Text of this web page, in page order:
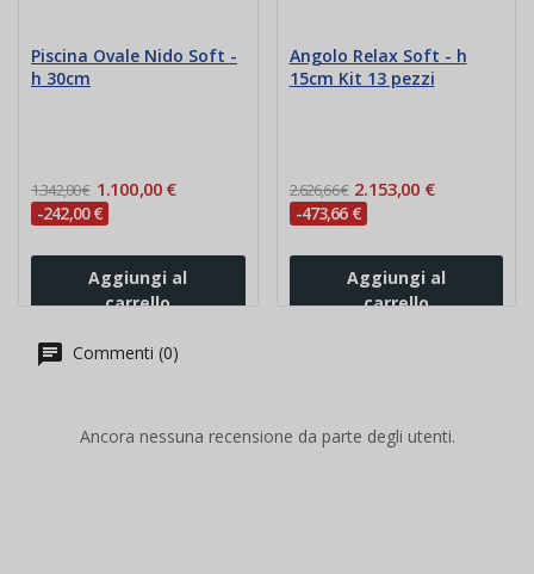
Piscina Ovale Nido Soft -
h 30cm
1.342,00 € 1.100,00 €
-242,00 €
Aggiungi al
carrello
Angolo Relax Soft - h
15cm Kit 13 pezzi
2.626,66 € 2.153,00 €
-473,66 €
Aggiungi al
carrello
Commenti (0)
Ancora nessuna recensione da parte degli utenti.